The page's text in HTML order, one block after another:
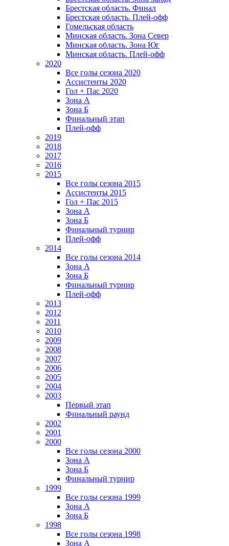
Брестская область. Финал
Брестская область. Плей-офф
Гомельская область
Минская область. Зона Север
Минская область. Зона Юг
Минская область. Плей-офф
2020
Все голы сезона 2020
Ассистенты 2020
Гол + Пас 2020
Зона А
Зона Б
Финальный этап
Плей-офф
2019
2018
2017
2016
2015
Все голы сезона 2015
Ассистенты 2015
Гол + Пас 2015
Зона А
Зона Б
Финальный турнир
Плей-офф
2014
Все голы сезона 2014
Зона А
Зона Б
Финальный турнир
Плей-офф
2013
2012
2011
2010
2009
2008
2007
2006
2005
2004
2003
Первый этап
Финальный раунд
2002
2001
2000
Все голы сезона 2000
Зона А
Зона Б
Финальный турнир
1999
Все голы сезона 1999
Зона А
Зона Б
1998
Все голы сезона 1998
Зона А